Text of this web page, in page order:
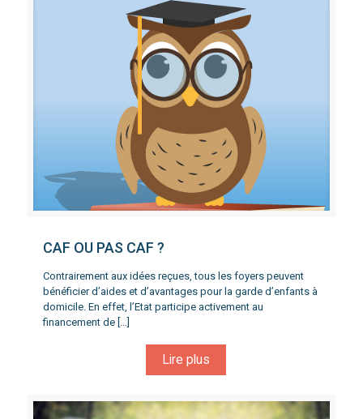
CAF OU PAS CAF ?
Contrairement aux idées reçues, tous les foyers peuvent
bénéficier d’aides et d’avantages pour la garde d’enfants à
domicile. En effet, l’Etat participe activement au
financement de […]
Lire plus